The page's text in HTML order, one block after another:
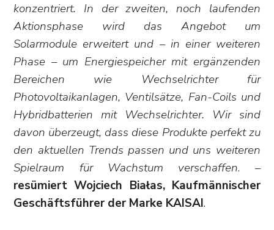
konzentriert. In der zweiten, noch laufenden
Aktionsphase wird das Angebot um
Solarmodule erweitert und – in einer weiteren
Phase – um Energiespeicher mit ergänzenden
Bereichen wie Wechselrichter für
Photovoltaikanlagen, Ventilsätze, Fan-Coils und
Hybridbatterien mit Wechselrichter. Wir sind
davon überzeugt, dass diese Produkte perfekt zu
den aktuellen Trends passen und uns weiteren
Spielraum für Wachstum verschaffen. –
resümiert Wojciech Białas, Kaufmännischer
Geschäftsführer der Marke KAISAI.